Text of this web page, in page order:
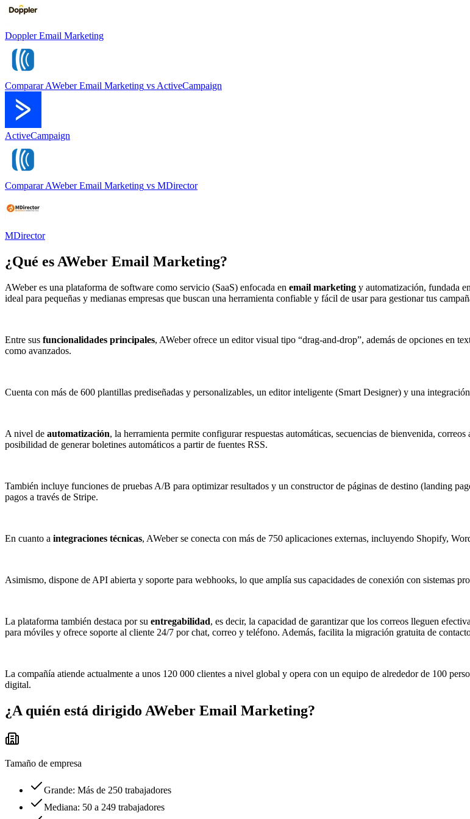
Doppler Email Marketing
Comparar AWeber Email Marketing vs ActiveCampaign
ActiveCampaign
Comparar AWeber Email Marketing vs MDirector
MDirector
¿Qué es AWeber Email Marketing?
AWeber es una plataforma de software como servicio (SaaS) enfocada en email marketing y automatización, fundada
ideal para pequeñas y medianas empresas que buscan una herramienta confiable y fácil de usar para gestionar tus
Entre sus funcionalidades principales, AWeber ofrece un editor visual tipo “drag-and-drop”, además de opciones en
como avanzados.
Cuenta con más de 600 plantillas prediseñadas y personalizables, un editor inteligente (Smart Designer) y una
A nivel de automatización, la herramienta permite configurar respuestas automáticas, secuencias de bienvenida,
posibilidad de generar boletines automáticos a partir de fuentes RSS.
También incluye funciones de pruebas A/B para optimizar resultados y un constructor de páginas de destino (landing
pagos a través de Stripe.
En cuanto a integraciones técnicas, AWeber se conecta con más de 750 aplicaciones externas, incluyendo Shopify,
Asimismo, dispone de API abierta y soporte para webhooks, lo que amplía sus capacidades de conexión con sistemas
La plataforma también destaca por su entregabilidad, es decir, la capacidad de garantizar que los correos lleguen
para móviles y ofrece soporte al cliente 24/7 por chat, correo y teléfono. Además, facilita la migración gratuita de
La compañía atiende actualmente a unos 120 000 clientes a nivel global y opera con un equipo de alrededor de 100
digital.
¿A quién está dirigido AWeber Email Marketing?
Tamaño de empresa
Grande: Más de 250 trabajadores
Mediana: 50 a 249 trabajadores